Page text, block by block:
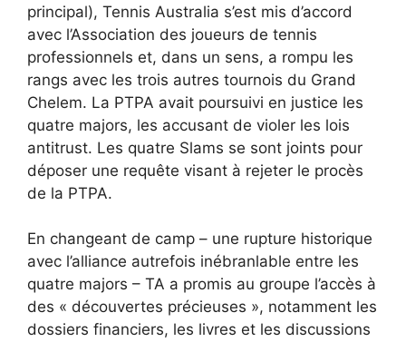
principal), Tennis Australia s’est mis d’accord
avec l’Association des joueurs de tennis
professionnels et, dans un sens, a rompu les
rangs avec les trois autres tournois du Grand
Chelem. La PTPA avait poursuivi en justice les
quatre majors, les accusant de violer les lois
antitrust. Les quatre Slams se sont joints pour
déposer une requête visant à rejeter le procès
de la PTPA.
En changeant de camp – une rupture historique
avec l’alliance autrefois inébranlable entre les
quatre majors – TA a promis au groupe l’accès à
des « découvertes précieuses », notamment les
dossiers financiers, les livres et les discussions